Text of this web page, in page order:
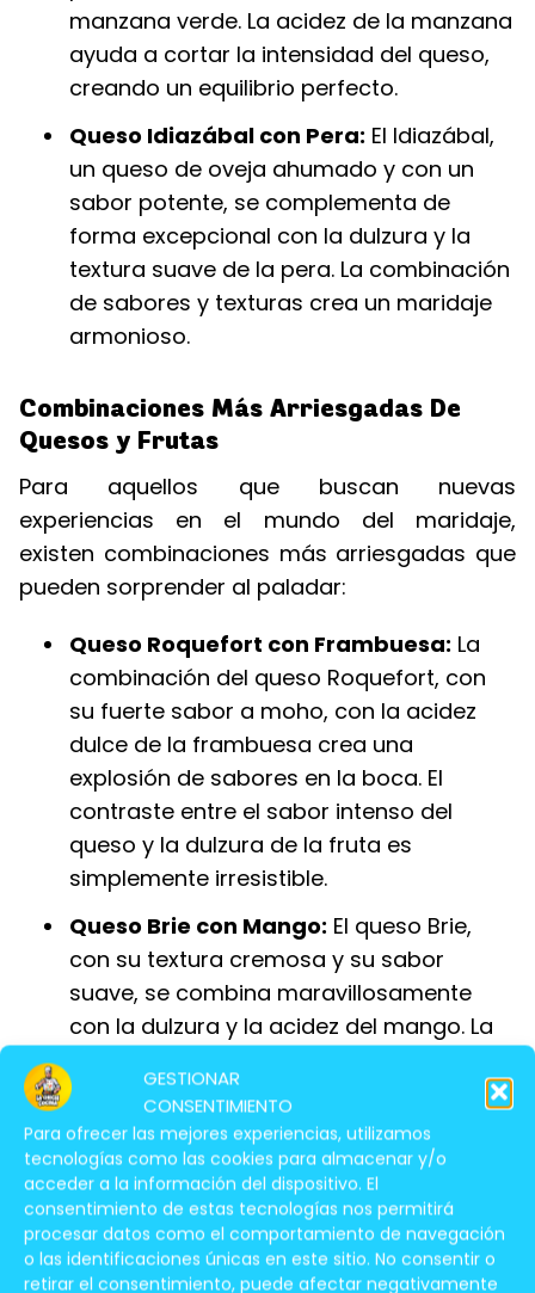
GESTIONAR
CONSENTIMIENTO
Para ofrecer las mejores experiencias, utilizamos
tecnologías como las cookies para almacenar y/o
acceder a la información del dispositivo. El
consentimiento de estas tecnologías nos permitirá
procesar datos como el comportamiento de navegación
o las identificaciones únicas en este sitio. No consentir o
retirar el consentimiento, puede afectar negativamente
manzana verde. La acidez de la manzana
ayuda a cortar la intensidad del queso,
creando un equilibrio perfecto.
Queso Idiazábal con Pera: El Idiazábal,
un queso de oveja ahumado y con un
sabor potente, se complementa de
forma excepcional con la dulzura y la
textura suave de la pera. La combinación
de sabores y texturas crea un maridaje
armonioso.
Combinaciones Más Arriesgadas De
Quesos y Frutas
Para aquellos que buscan nuevas
experiencias en el mundo del maridaje,
existen combinaciones más arriesgadas que
pueden sorprender al paladar:
Queso Roquefort con Frambuesa: La
combinación del queso Roquefort, con
su fuerte sabor a moho, con la acidez
dulce de la frambuesa crea una
explosión de sabores en la boca. El
contraste entre el sabor intenso del
queso y la dulzura de la fruta es
simplemente irresistible.
Queso Brie con Mango: El queso Brie,
con su textura cremosa y su sabor
suave, se combina maravillosamente
con la dulzura y la acidez del mango. La
una experiencia única y deliciosa.
Queso Cheddar con Uva:El Cheddar, un
queso de sabor intenso y textura firme,
se complementa con la dulzura de la uva.
La combinación de sabores y texturas
crea un maridaje sorprendente que